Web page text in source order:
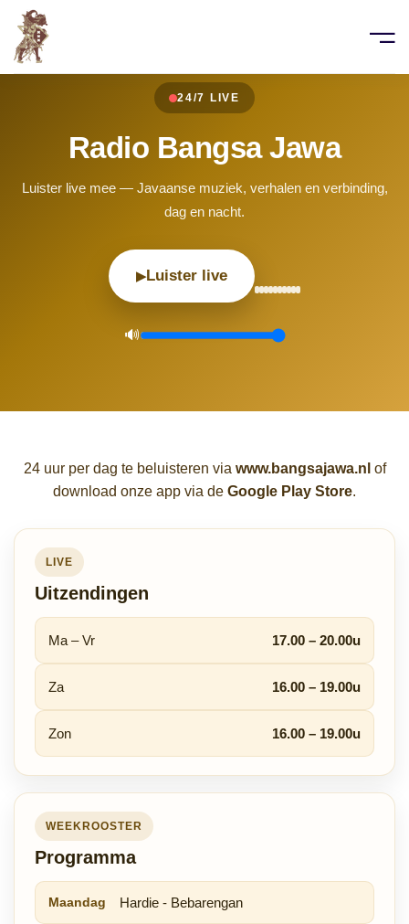
op:
46262957 | (+31) 20-6699704 (radio)
97, 1101 GG, Amsterdam24/7 LIVE
Radio Bangsa Jawa
Luister live mee — Javaanse muziek, verhalen en verbinding,
dag en nacht.
▶Luister live
🔊
24 uur per dag te beluisteren via www.bangsajawa.nl of
download onze app via de Google Play Store.
LIVE
Uitzendingen
Ma – Vr 17.00 – 20.00u
Za 16.00 – 19.00u
Zon 16.00 – 19.00u
WEEKROOSTER
Programma
Maandag Hardie - Bebarengan